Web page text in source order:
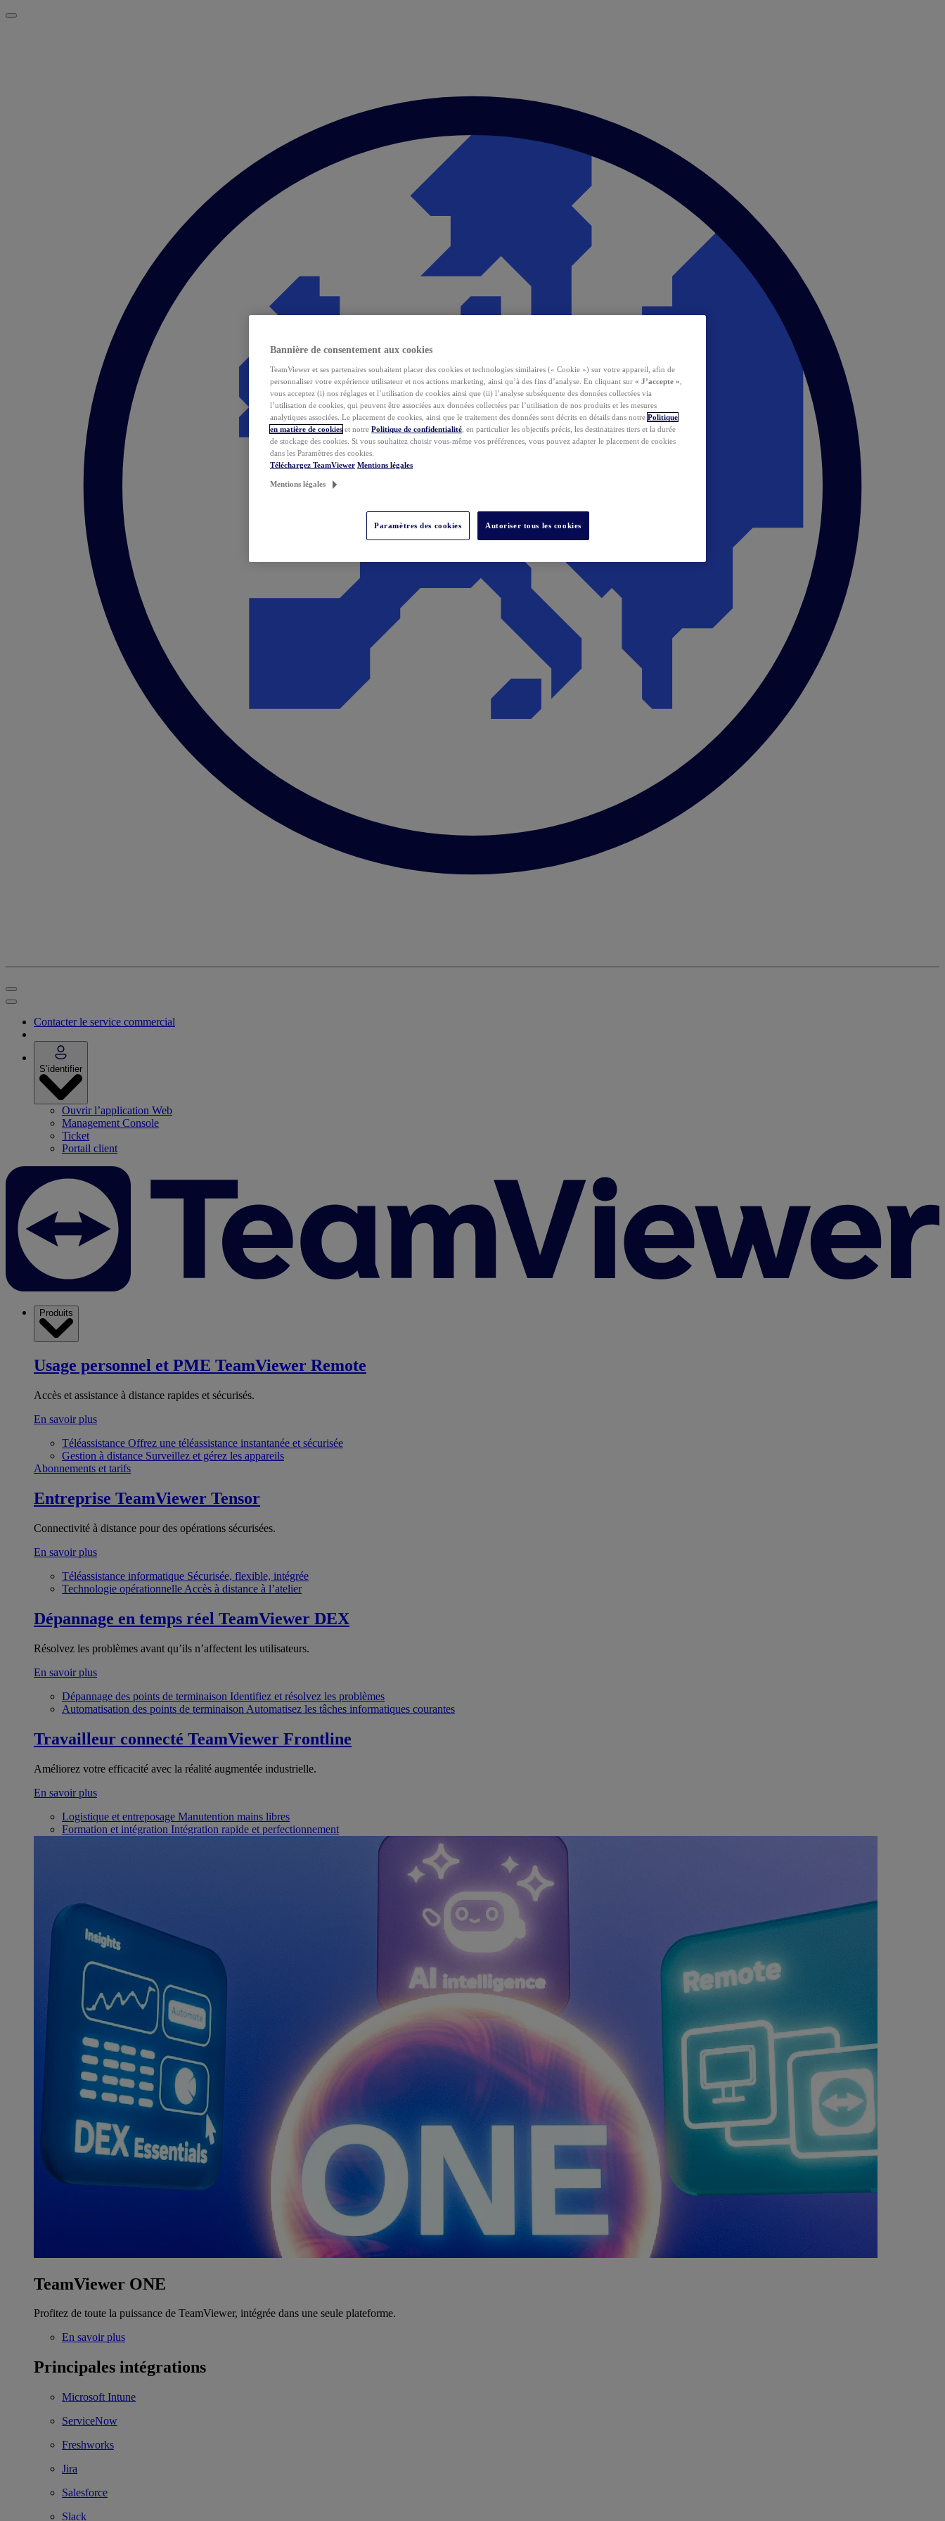
Contacter le service commercial
S’identifier
Ouvrir l’application Web
Management Console
Ticket
Portail client
Produits
Usage personnel et PME TeamViewer Remote
Accès et assistance à distance rapides et sécurisés.
En savoir plus
Téléassistance Offrez une téléassistance instantanée et sécurisée
Gestion à distance Surveillez et gérez les appareils
Abonnements et tarifs
Entreprise TeamViewer Tensor
Connectivité à distance pour des opérations sécurisées.
En savoir plus
Téléassistance informatique Sécurisée, flexible, intégrée
Technologie opérationnelle Accès à distance à l’atelier
Dépannage en temps réel TeamViewer DEX
Résolvez les problèmes avant qu’ils n’affectent les utilisateurs.
En savoir plus
Dépannage des points de terminaison Identifiez et résolvez les problèmes
Automatisation des points de terminaison Automatisez les tâches informatiques courantes
Travailleur connecté TeamViewer Frontline
Améliorez votre efficacité avec la réalité augmentée industrielle.
En savoir plus
Logistique et entreposage Manutention mains libres
Formation et intégration Intégration rapide et perfectionnement
TeamViewer ONE
Profitez de toute la puissance de TeamViewer, intégrée dans une seule plateforme.
En savoir plus
Principales intégrations
Microsoft Intune
ServiceNow
Freshworks
Jira
Salesforce
Slack
Bannière de consentement aux cookies
TeamViewer et ses partenaires souhaitent placer des cookies et technologies similaires (« Cookie ») sur votre appareil, afin de
personnaliser votre expérience utilisateur et nos actions marketing, ainsi qu’à des fins d’analyse. En cliquant sur « J’accepte »
vous acceptez (i) nos réglages et l’utilisation de cookies ainsi que (ii) l’analyse subséquente des données collectées via
l’utilisation de cookies, qui peuvent être associées aux données collectées par l’utilisation de nos produits et les mesures
analytiques associées. Le placement de cookies, ainsi que le traitement des données sont décrits en détails dans notre Politique
en matière de cookies et notre Politique de confidentialité , en particulier les objectifs précis, les destinataires tiers et la durée
de stockage des cookies. Si vous souhaitez choisir vous-même vos préférences, vous pouvez adapter le placement de cookies
dans les Paramètres des cookies.
Téléchargez TeamViewer Mentions légales
Mentions légales
Paramètres des cookies Autoriser tous les cookies